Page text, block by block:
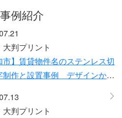
事例紹介
大判プリント
市】賃貸物件名のステンレス切
制作と設置事例 デザインから
大判プリント